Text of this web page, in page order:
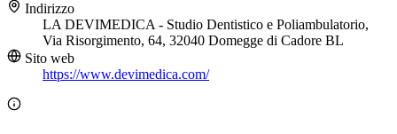
Indirizzo
LA DEVIMEDICA - Studio Dentistico e Poliambulatorio,
Via Risorgimento, 64, 32040 Domegge di Cadore BL
Sito web
https://www.devimedica.com/